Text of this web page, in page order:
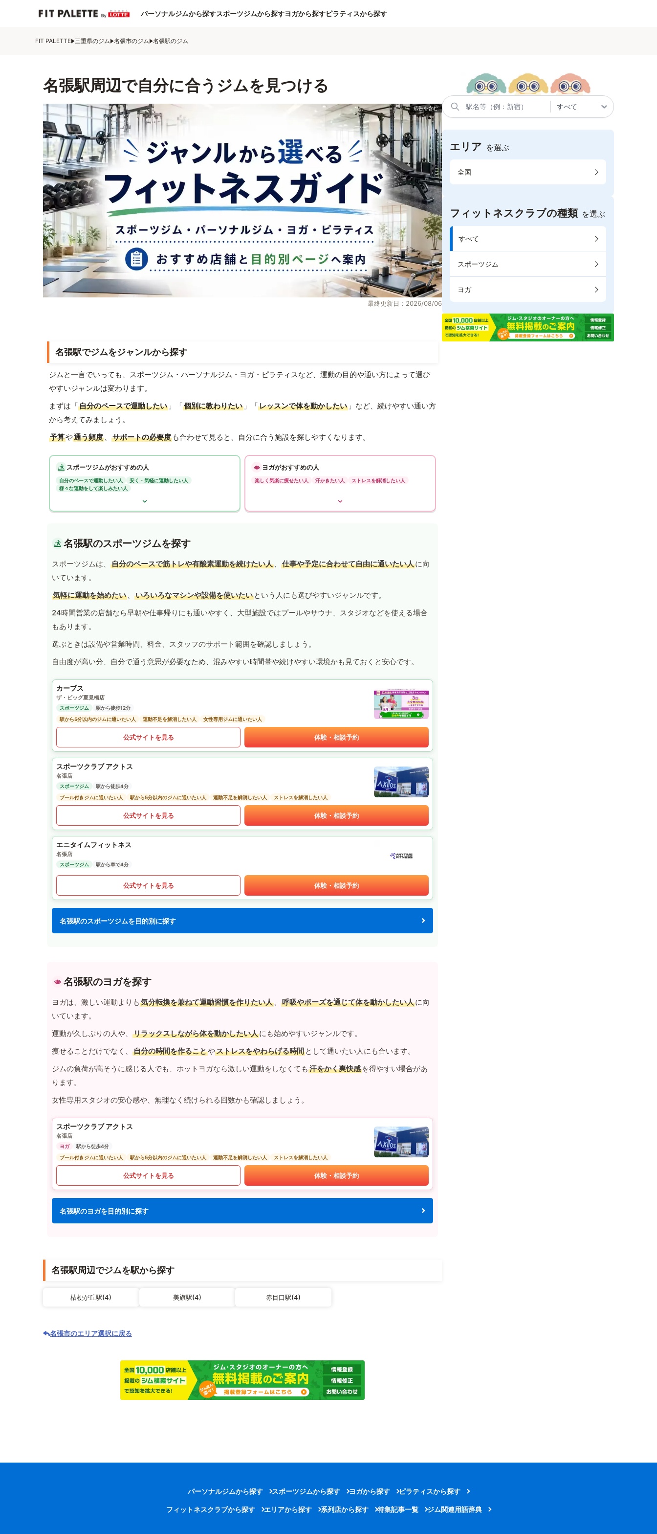
パーソナルジムから探すスポーツジムから探すヨガから探すピラティスから探す
FIT PALETTE 三重県のジム 名張市のジム 名張駅のジム
名張駅周辺で自分に合うジムを見つける
最終更新日：2026/08/06
名張駅でジムをジャンルから探す
ジムと一言でいっても、スポーツジム・パーソナルジム・ヨガ・ピラティスなど、運動の目的や通い方によって選び
やすいジャンルは変わります。
まずは「自分のペースで運動したい 」「個別に教わりたい 」「レッスンで体を動かしたい 」など、続けやすい通い方
から考えてみましょう。
予算や通う頻度 、 サポートの必要度 も合わせて見ると、自分に合う施設を探しやすくなります。
スポーツジムがおすすめの人
自分のペースで運動したい人
安く・気軽に運動したい人
様々な運動をして楽しみたい人
ヨガがおすすめの人
楽しく気楽に痩せたい人 汗かきたい人 ストレスを解消したい人
名張駅のスポーツジムを探す
スポーツジムは、 自分のペースで筋トレや有酸素運動を続けたい人 、 仕事や予定に合わせて自由に通いたい人に向
いています。
気軽に運動を始めたい 、 いろいろなマシンや設備を使いたい という人にも選びやすいジャンルです。
24時間営業の店舗なら早朝や仕事帰りにも通いやすく、大型施設ではプールやサウナ、スタジオなどを使える場合
もあります。
選ぶときは設備や営業時間、料金、スタッフのサポート範囲を確認しましょう。
自由度が高い分、自分で通う意思が必要なため、混みやすい時間帯や続けやすい環境かも見ておくと安心です。
カーブス
ザ・ビッグ夏見橋店
スポーツジム
駅から徒歩12分
駅から5分以内のジムに通いたい人
運動不足を解消したい人 女性専用ジムに通いたい人
公式サイトを見る 体験・相談予約
スポーツクラブ アクトス
名張店
スポーツジム
駅から徒歩4分
プール付きジムに通いたい人
駅から5分以内のジムに通いたい人 運動不足を解消したい人 ストレスを解消したい人
公式サイトを見る 体験・相談予約
エニタイムフィットネス
名張店
スポーツジム 駅から車で4分
公式サイトを見る 体験・相談予約
名張駅のスポーツジムを目的別に探す
名張駅のヨガを探す
ヨガは、激しい運動よりも 気分転換を兼ねて運動習慣を作りたい人 、 呼吸やポーズを通じて体を動かしたい人に向
いています。
運動が久しぶりの人や、
リラックスしながら体を動かしたい人にも始めやすいジャンルです。
痩せることだけでなく、
自分の時間を作ることやストレスをやわらげる時間 として通いたい人にも合います。
ジムの負荷が高そうに感じる人でも、ホットヨガなら激しい運動をしなくても 汗をかく爽快感 を得やすい場合があ
ります。
女性専用スタジオの安心感や、無理なく続けられる回数かも確認しましょう。
スポーツクラブ アクトス
名張店
ヨガ
駅から徒歩4分
プール付きジムに通いたい人
駅から5分以内のジムに通いたい人 運動不足を解消したい人 ストレスを解消したい人
公式サイトを見る 体験・相談予約
名張駅のヨガを目的別に探す
名張駅周辺でジムを駅から探す
桔梗が丘駅(4) 美旗駅(4) 赤目口駅(4)
名張市のエリア選択に戻る
エリア を選ぶ
全国
フィットネスクラブの種類 を選ぶ
すべて
スポーツジム
ヨガ
パーソナルジムから探す スポーツジムから探す ヨガから探す ピラティスから探す
フィットネスクラブから探す エリアから探す 系列店から探す 特集記事一覧 ジム関連用語辞典